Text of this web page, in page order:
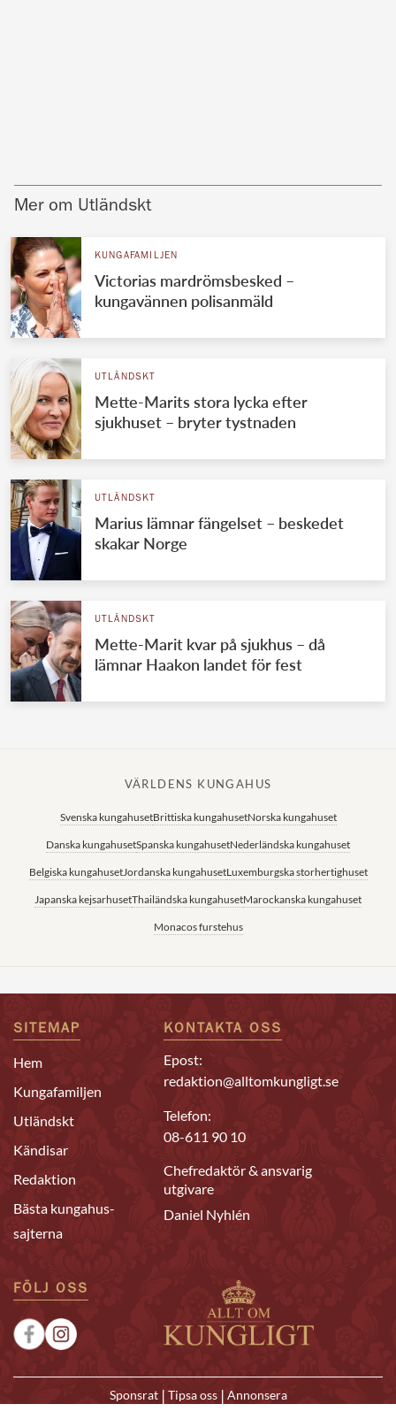
Mer om Utländskt
KUNGAFAMILJEN
Victorias mardrömsbesked –
kungavännen polisanmäld
UTLÄNDSKT
Mette-Marits stora lycka efter
sjukhuset – bryter tystnaden
UTLÄNDSKT
Marius lämnar fängelset – beskedet
skakar Norge
UTLÄNDSKT
Mette-Marit kvar på sjukhus – då
lämnar Haakon landet för fest
VÄRLDENS KUNGAHUS
Svenska kungahusetBrittiska kungahusetNorska kungahuset
Danska kungahusetSpanska kungahusetNederländska kungahuset
Belgiska kungahusetJordanska kungahusetLuxemburgska storhertighuset
Japanska kejsarhusetThailändska kungahusetMarockanska kungahuset
Monacos furstehus
SITEMAP
Hem
Kungafamiljen
Utländskt
Kändisar
Redaktion
Bästa kungahus-
sajterna
KONTAKTA OSS
Epost:
redaktion@alltomkungligt.se
Telefon:
08-611 90 10
Chefredaktör & ansvarig
utgivare
Daniel Nyhlén
FÖLJ OSS
Sponsrat | Tipsa oss | Annonsera